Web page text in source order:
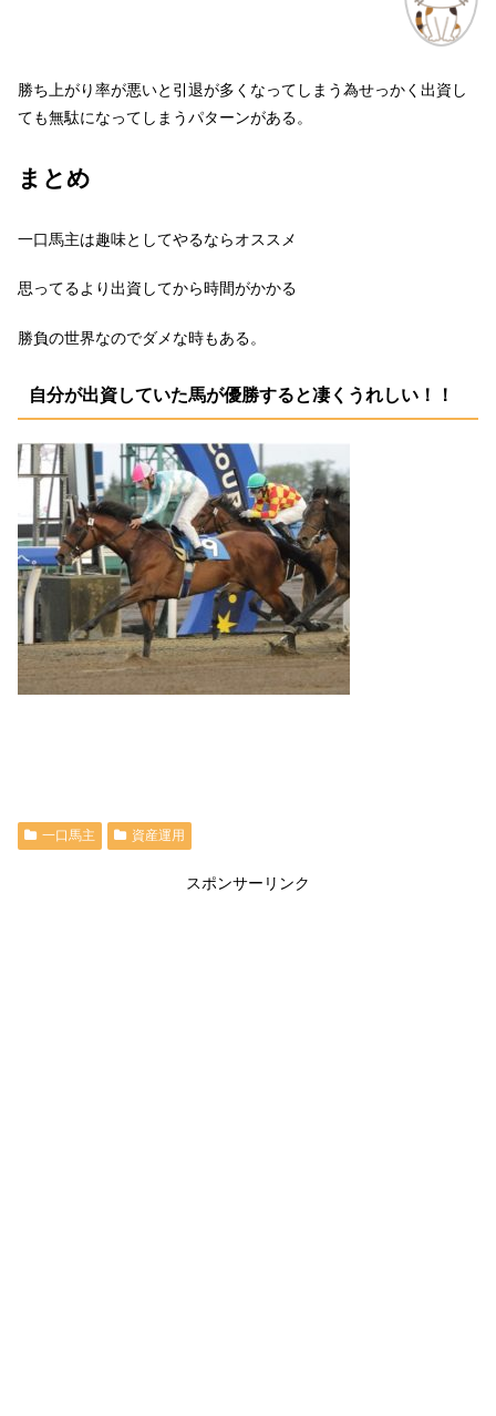
勝ち上がり率が悪いと引退が多くなってしまう為せっかく出資し
ても無駄になってしまうパターンがある。
まとめ
一口馬主は趣味としてやるならオススメ
思ってるより出資してから時間がかかる
勝負の世界なのでダメな時もある。
自分が出資していた馬が優勝すると凄くうれしい！！
一口馬主 資産運用
スポンサーリンク